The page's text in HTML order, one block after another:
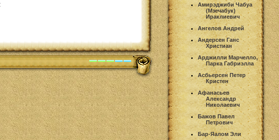
Амирэджиби Чабуа
(Мзечабук)
Ираклиевич
Ангелов Андрей
Андерсен Ганс
Христиан
Арджилли Марчелло,
Парка Габриэлла
Асбьерсен Петер
Кристен
Афанасьев
Александр
Николаевич
Бажов Павел
Петрович
Бар-Яалом Эли